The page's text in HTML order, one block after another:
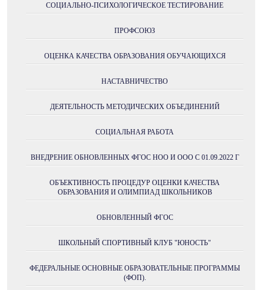
СОЦИАЛЬНО-ПСИХОЛОГИЧЕСКОЕ ТЕСТИРОВАНИЕ
ПРОФСОЮЗ
ОЦЕНКА КАЧЕСТВА ОБРАЗОВАНИЯ ОБУЧАЮЩИХСЯ
НАСТАВНИЧЕСТВО
ДЕЯТЕЛЬНОСТЬ МЕТОДИЧЕСКИХ ОБЪЕДИНЕНИЙ
СОЦИАЛЬНАЯ РАБОТА
ВНЕДРЕНИЕ ОБНОВЛЕННЫХ ФГОС НОО И ООО С 01.09.2022 Г
ОБЪЕКТИВНОСТЬ ПРОЦЕДУР ОЦЕНКИ КАЧЕСТВА
ОБРАЗОВАНИЯ И ОЛИМПИАД ШКОЛЬНИКОВ
ОБНОВЛЕННЫЙ ФГОС
ШКОЛЬНЫЙ СПОРТИВНЫЙ КЛУБ "ЮНОСТЬ"
ФЕДЕРАЛЬНЫЕ ОСНОВНЫЕ ОБРАЗОВАТЕЛЬНЫЕ ПРОГРАММЫ
(ФОП).